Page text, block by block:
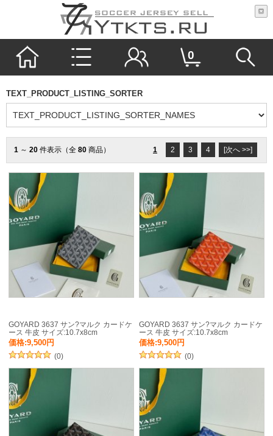
0
TEXT_PRODUCT_LISTING_SORTER
1 ～ 20 件表示（全 80 商品） 1 2 3 4 [次へ >>]
GOYARD 3637 サン?マルク カードケ
ース 牛皮 サイズ:10.7x8cm
価格:9,500円
(0)
GOYARD 3637 サン?マルク カードケ
ース 牛皮 サイズ:10.7x8cm
価格:9,500円
(0)